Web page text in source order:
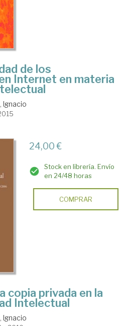
de los
Internet en materia
Ignacio
24,00 €
Stock en librería. Envío
en 24/48 horas
COMPRAR
copia privada en la
Intelectual
Ignacio